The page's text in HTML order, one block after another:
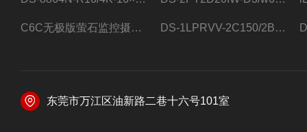
C6C无极版萤石监控摄像头 DS-1LPRVV-2C150/2B监控室外夜视高清电源线护套线200米/卷
东莞市万江区油新路二巷十六号101室